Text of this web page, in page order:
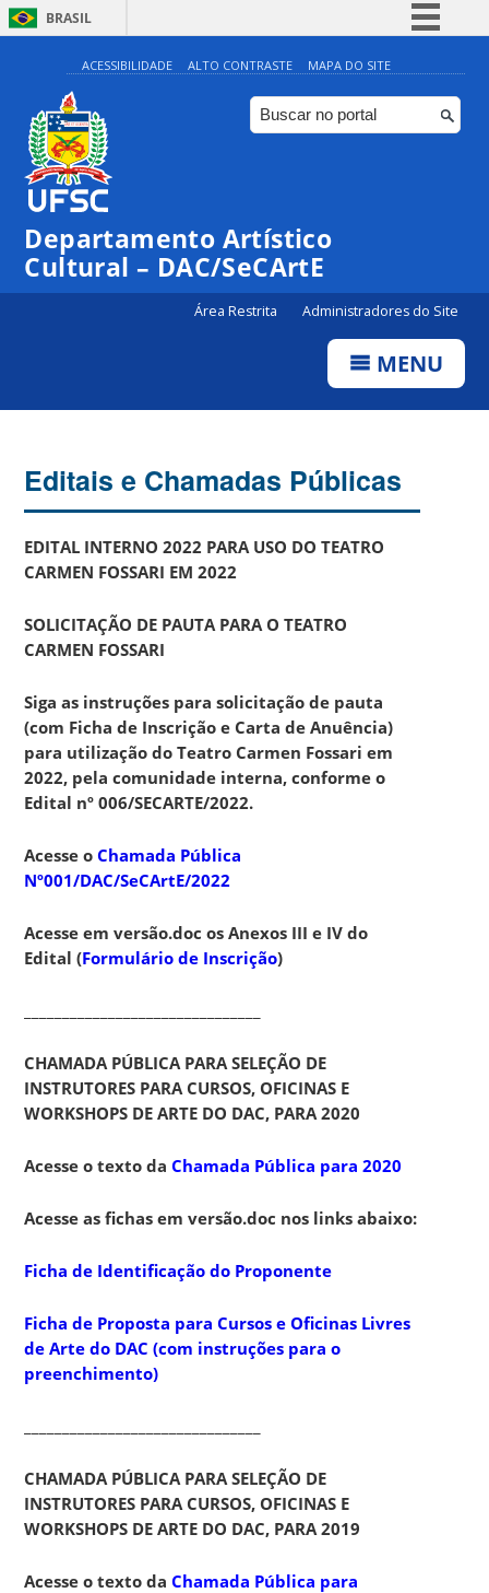
BRASIL
Simplifique!
Comunica BR
Participe
Canais
ACESSIBILIDADE ALTO CONTRASTE MAPA DO SITE
Departamento Artístico
Cultural – DAC/SeCArtE
Área Restrita Administradores do Site
MENU
Editais e Chamadas Públicas
EDITAL INTERNO 2022 PARA USO DO TEATRO
CARMEN FOSSARI EM 2022
SOLICITAÇÃO DE PAUTA PARA O TEATRO
CARMEN FOSSARI
Siga as instruções para solicitação de pauta
(com Ficha de Inscrição e Carta de Anuência)
para utilização do Teatro Carmen Fossari em
2022, pela comunidade interna, conforme o
Edital nº 006/SECARTE/2022.
Acesse oChamada Pública
Nº001/DAC/SeCArtE/2022
Acesse em versão.doc os Anexos III e IV do
Edital (Formulário de Inscrição)
CHAMADA PÚBLICA PARA SELEÇÃO DE
INSTRUTORES PARA CURSOS, OFICINAS E
WORKSHOPS DE ARTE DO DAC, PARA 2020
Acesse o texto daChamada Pública para 2020
Acesse as fichas em versão.doc nos links abaixo:
Ficha de Identificação do Proponente
Ficha de Proposta para Cursos e Oficinas Livres
de Arte do DAC (com instruções para o
preenchimento)
CHAMADA PÚBLICA PARA SELEÇÃO DE
INSTRUTORES PARA CURSOS, OFICINAS E
WORKSHOPS DE ARTE DO DAC, PARA 2019
Acesse o texto daChamada Pública para